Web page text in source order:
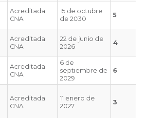
Acreditada
CNA
15 de octubre
de 2030
5
Acreditada
CNA
22 de junio de
2026
4
Acreditada
CNA
6 de
septiembre de
2029
6
Acreditada
CNA
11 enero de
2027
3